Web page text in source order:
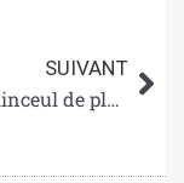
SUIVANT
Dans un linceul de plumes d’oiseaux, le dernier membre d’une communauté autochtone du Brésil s’est envolé…